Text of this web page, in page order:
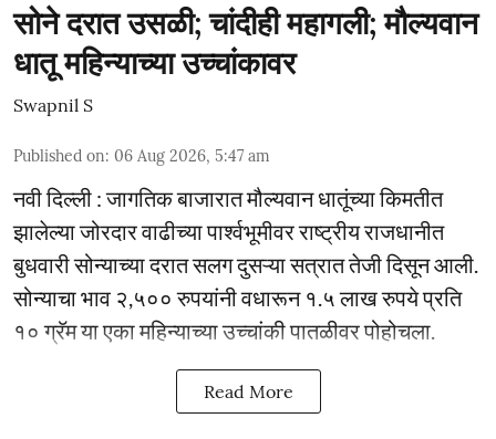
सोने दरात उसळी; चांदीही महागली; मौल्यवान
धातू महिन्याच्या उच्चांकावर
Swapnil S
Published on: 06 Aug 2026, 5:47 am
नवी दिल्ली : जागतिक बाजारात मौल्यवान धातूंच्या किमतीत
झालेल्या जोरदार वाढीच्या पार्श्वभूमीवर राष्ट्रीय राजधानीत
बुधवारी सोन्याच्या दरात सलग दुसऱ्या सत्रात तेजी दिसून आली.
सोन्याचा भाव २,५०० रुपयांनी वधारून १.५ लाख रुपये प्रति
१० ग्रॅम या एका महिन्याच्या उच्चांकी पातळीवर पोहोचला.
Read More